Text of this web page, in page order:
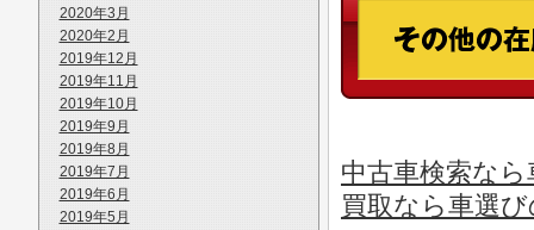
2020年3月
2020年2月
2019年12月
2019年11月
2019年10月
2019年9月
2019年8月
2019年7月
2019年6月
2019年5月
中古車検索な
買取なら車選